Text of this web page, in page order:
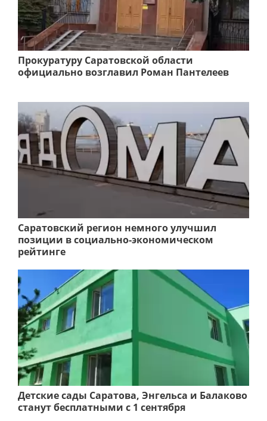
Прокуратуру Саратовской области
официально возглавил Роман Пантелеев
Саратовский регион немного улучшил
позиции в социально-экономическом
рейтинге
Детские сады Саратова, Энгельса и Балаково
станут бесплатными с 1 сентября